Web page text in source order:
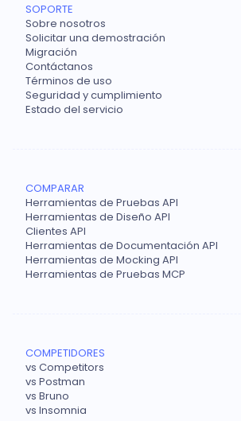
SOPORTE
Sobre nosotros
Solicitar una demostración
Migración
Contáctanos
Términos de uso
Seguridad y cumplimiento
Estado del servicio
COMPARAR
Herramientas de Pruebas API
Herramientas de Diseño API
Clientes API
Herramientas de Documentación API
Herramientas de Mocking API
Herramientas de Pruebas MCP
COMPETIDORES
vs Competitors
vs Postman
vs Bruno
vs Insomnia